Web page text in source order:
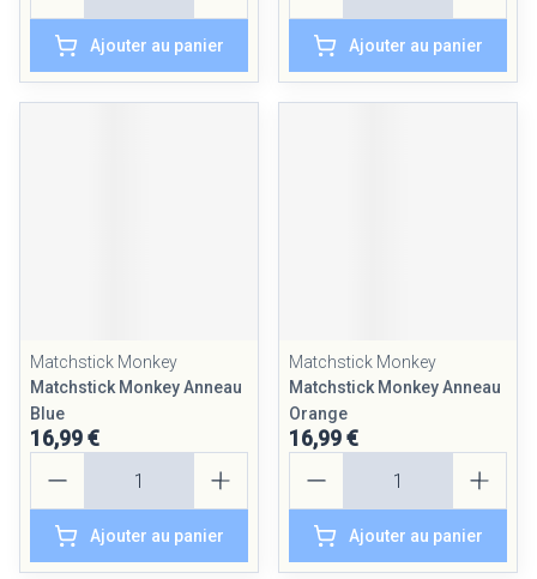
Ajouter au panier Ajouter au panier
Matchstick Monkey
Matchstick Monkey Anneau
Blue
16,99 €
Ajouter au panier
Matchstick Monkey
Matchstick Monkey Anneau
Orange
16,99 €
Ajouter au panier